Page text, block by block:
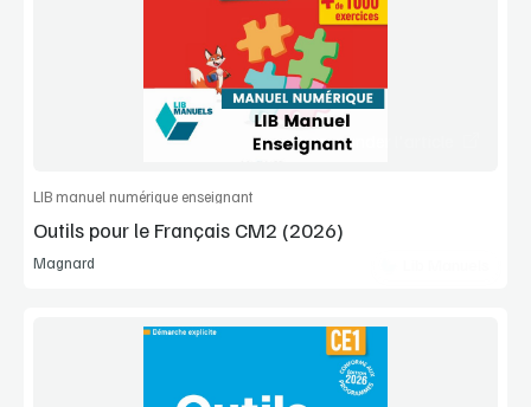
Extrait
Commander l'article
LIB manuel numérique enseignant
Outils pour le Français CM2 (2026)
Magnard